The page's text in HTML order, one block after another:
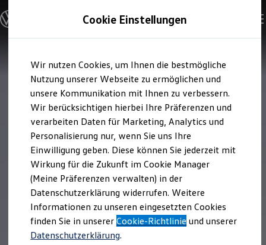
Hauptinhalt
springen
Footer
springen
Modelle & Konfigurator
Nutzfahrzeugkategorien entdecken
Modelle konfigurieren
Vorgängermodelle und Oldtimer
Vorgängermodelle
Oldtimer
Bulli Historie
Branchenlösungen & Gewerbekunden
Umbaulösungen und Hersteller finden
Auf- und Umbauten entdecken & konfigurieren
Groß- und Sonderkunden
Großkunden
Kommunen & Behörden
Journalisten
Sportvereine
Branchenlösungen
Bau & Handwerk
Gewerbliche Personenbeförderung
Service & mobile Werkstätten
Kurier, Logistik & Handel
Cookie Einstellungen
Wir nutzen Cookies, um Ihnen die bestmögliche
Nutzung unserer Webseite zu ermöglichen und
unsere Kommunikation mit Ihnen zu verbessern.
Wir berücksichtigen hierbei Ihre Präferenzen und
verarbeiten Daten für Marketing, Analytics und
Personalisierung nur, wenn Sie uns Ihre
Einwilligung geben. Diese können Sie jederzeit mit
Wirkung für die Zukunft im Cookie Manager
(Meine Präferenzen verwalten) in der
Datenschutzerklärung widerrufen. Weitere
Informationen zu unseren eingesetzten Cookies
finden Sie in unsererCookie-Richtlinie und unserer
Datenschutzerklärung.